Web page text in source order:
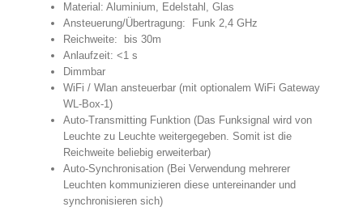
Material: Aluminium, Edelstahl, Glas
Ansteuerung/Übertragung: Funk 2,4 GHz
Reichweite: bis 30m
Anlaufzeit: <1 s
Dimmbar
WiFi / Wlan ansteuerbar (mit optionalem WiFi Gateway
WL-Box-1)
Auto-Transmitting Funktion (Das Funksignal wird von
Leuchte zu Leuchte weitergegeben. Somit ist die
Reichweite beliebig erweiterbar)
Auto-Synchronisation (Bei Verwendung mehrerer
Leuchten kommunizieren diese untereinander und
synchronisieren sich)